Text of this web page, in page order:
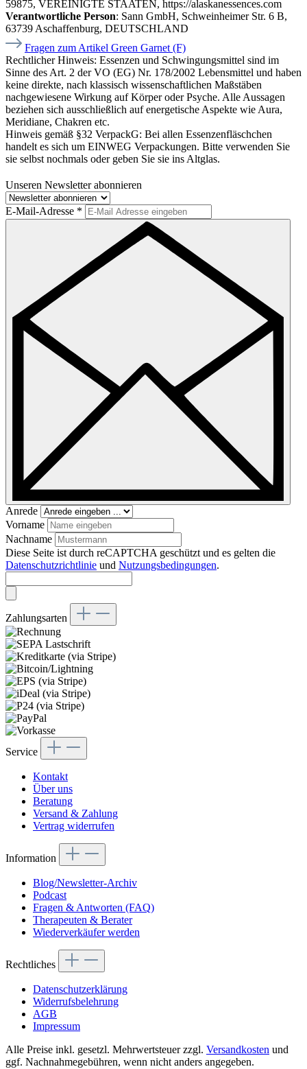
59875, VEREINIGTE STAATEN, https://alaskanessences.com
Verantwortliche Person: Sann GmbH, Schweinheimer Str. 6 B,
63739 Aschaffenburg, DEUTSCHLAND
Fragen zum Artikel Green Garnet (F)
Rechtlicher Hinweis: Essenzen und Schwingungsmittel sind im
Sinne des Art. 2 der VO (EG) Nr. 178/2002 Lebensmittel und haben
keine direkte, nach klassisch wissenschaftlichen Maßstäben
nachgewiesene Wirkung auf Körper oder Psyche. Alle Aussagen
beziehen sich ausschließlich auf energetische Aspekte wie Aura,
Meridiane, Chakren etc.
Hinweis gemäß §32 VerpackG: Bei allen Essenzenfläschchen
handelt es sich um EINWEG Verpackungen. Bitte verwenden Sie
sie selbst nochmals oder geben Sie sie ins Altglas.
Unseren Newsletter abonnieren
E-Mail-Adresse *
Anrede
Vorname
Nachname
Diese Seite ist durch reCAPTCHA geschützt und es gelten die
Datenschutzrichtlinie und Nutzungsbedingungen.
Zahlungsarten
Service
Kontakt
Über uns
Beratung
Versand & Zahlung
Vertrag widerrufen
Information
Blog/Newsletter-Archiv
Podcast
Fragen & Antworten (FAQ)
Therapeuten & Berater
Wiederverkäufer werden
Rechtliches
Datenschutzerklärung
Widerrufsbelehrung
AGB
Impressum
Alle Preise inkl. gesetzl. Mehrwertsteuer zzgl. Versandkosten und
ggf. Nachnahmegebühren, wenn nicht anders angegeben.